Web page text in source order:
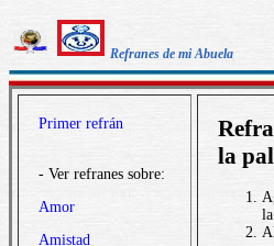
Refranes de mi Abuela
Primer refrán
- Ver refranes sobre:
Amor
Amistad
la